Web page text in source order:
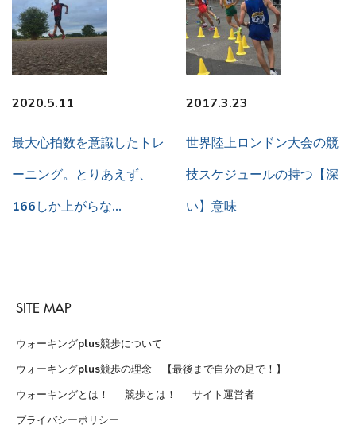
2020.5.11
最大心拍数を意識したトレ
ーニング。とりあえず、
166しか上がらな…
2017.3.23
世界陸上ロンドン大会の競
技スケジュールの持つ【深
い】意味
SITE MAP
ウォーキングplus競歩について
ウォーキングplus競歩の理念 【最後まで自分の足で！】
ウォーキングとは！
競歩とは！
サイト運営者
プライバシーポリシー